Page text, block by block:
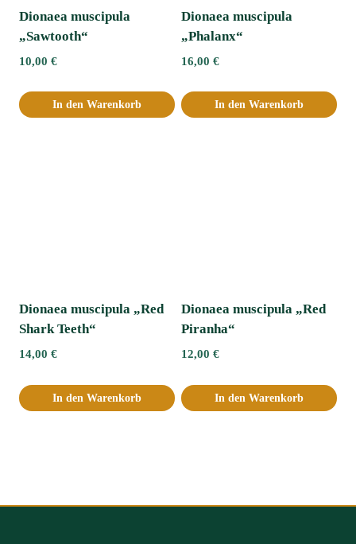
Dionaea muscipula
„Sawtooth“
10,00 €
In den Warenkorb
Dionaea muscipula
„Phalanx“
16,00 €
In den Warenkorb
Dionaea muscipula „Red
Shark Teeth“
14,00 €
In den Warenkorb
Dionaea muscipula „Red
Piranha“
12,00 €
In den Warenkorb